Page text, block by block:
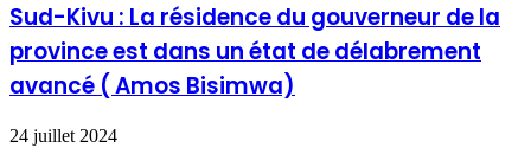
Sud-Kivu : La résidence du gouverneur de la
province est dans un état de délabrement
avancé ( Amos Bisimwa)
24 juillet 2024